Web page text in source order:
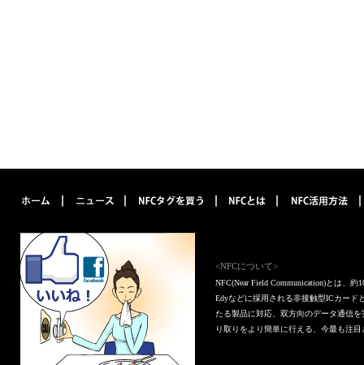
<NFCについて>
NFC(Near Field Communication)とは、
Edyなどに採用される非接触型ICカード
たる製品に対応、双方向のデータ通信
り取りをより簡単に行える、今最も注